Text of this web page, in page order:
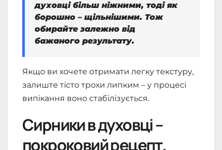
духовці більш ніжними, тоді як
борошно – щільнішими. Тож
обирайте залежно від
бажаного результату.
Якщо ви хочете отримати легку текстуру,
залиште тісто трохи липким – у процесі
випікання воно стабілізується.
Сирники в духовці –
покроковий рецепт,